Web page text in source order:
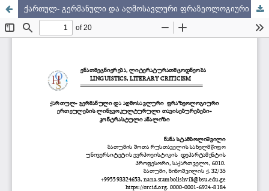
ქართულ- გერმანული და აღმოსავლური ფრაზეოლოგიური ერთეულების ლინგვოკულტურული თავისებურებები-კონტრასტული ანალიზი